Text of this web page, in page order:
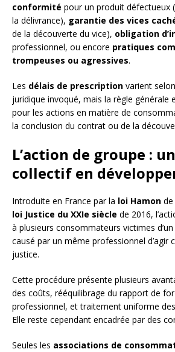
conformité pour un produit défectueux
la délivrance), garantie des vices
de la découverte du vice), obligation
professionnel, ou encore pratiques
trompeuses ou agressives.
Les délais de prescription varient
juridique invoqué, mais la règle générale
pour les actions en matière de
la conclusion du contrat ou de la
L’action de groupe :
collectif en
Introduite en France par la loi Hamon
loi Justice du XXIe siècle de 2016,
à plusieurs consommateurs victimes
causé par un même professionnel d’agir
justice.
Cette procédure présente plusieurs
des coûts, rééquilibrage du rapport de
professionnel, et traitement uniforme
Elle reste cependant encadrée par des
Seules les associations de